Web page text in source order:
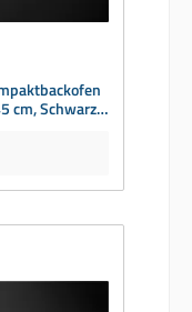
cm, Schwarz,